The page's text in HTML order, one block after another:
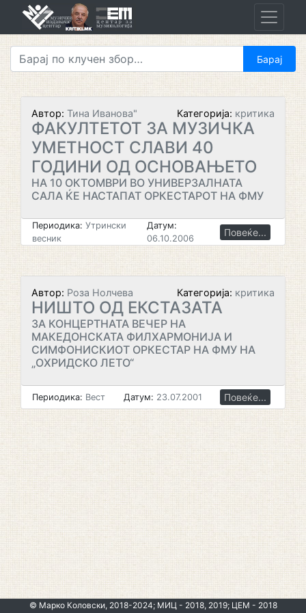
Автор: Тина Иванова" Категорија: критика
ФАКУЛТЕТОТ ЗА МУЗИЧКА
УМЕТНОСТ СЛАВИ 40
ГОДИНИ ОД ОСНОВАЊЕТО
НА 10 ОКТОМВРИ ВО УНИВЕРЗАЛНАТА
САЛА ЌЕ НАСТАПАТ ОРКЕСТАРОТ НА ФМУ
Периодика: Утрински
весник
Датум:
06.10.2006
Повеќе...
Автор: Роза Нолчева Категорија: критика
НИШТО ОД ЕКСТАЗАТА
ЗА КОНЦЕРТНАТА ВЕЧЕР НА
МАКЕДОНСКАТА ФИЛХАРМОНИЈА И
СИМФОНИСКИОТ ОРКЕСТАР НА ФМУ НА
„ОХРИДСКО ЛЕТО“
Периодика: Вест Датум: 23.07.2001 Повеќе...
© Марко Коловски, 2018-2024; МИЦ - 2018, 2019; ЦЕМ - 2018